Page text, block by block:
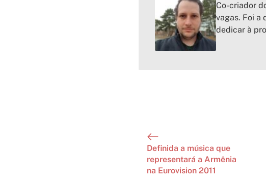
Co-criador
vagas. Foi a
dedicar à
Definida a música que
representará a Armênia
na Eurovision 2011